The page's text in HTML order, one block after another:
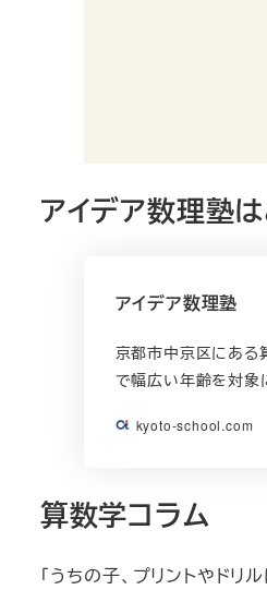
アイデア数理塾
アイデア数理塾
京都市中京区にある
で幅広い年齢を対象
kyoto-school.com
算数学コラム
「うちの子、プリントやド